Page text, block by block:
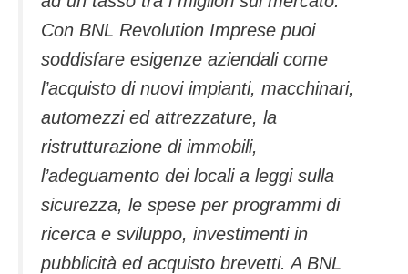
Con BNL Revolution Imprese puoi
soddisfare esigenze aziendali come
l’acquisto di nuovi impianti, macchinari,
automezzi ed attrezzature, la
ristrutturazione di immobili,
l’adeguamento dei locali a leggi sulla
sicurezza, le spese per programmi di
ricerca e sviluppo, investimenti in
pubblicità ed acquisto brevetti. A BNL